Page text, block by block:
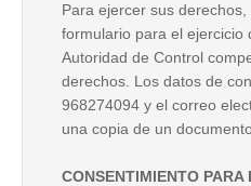
Para ejercer sus
formulario para el ejercicio
Autoridad de Control
derechos. Los datos de
968274094 y el correo
una copia de un
CONSENTIMIENTO